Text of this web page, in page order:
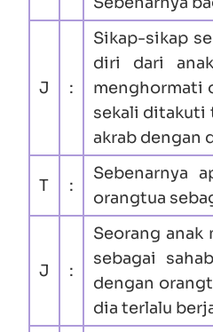
J :
Sikap-sikap
diri dari
menghormati
sekali ditakuti
akrab dengan
T :
Sebenarnya
orangtua
J :
Seorang
sebagai
dengan
dia terlalu